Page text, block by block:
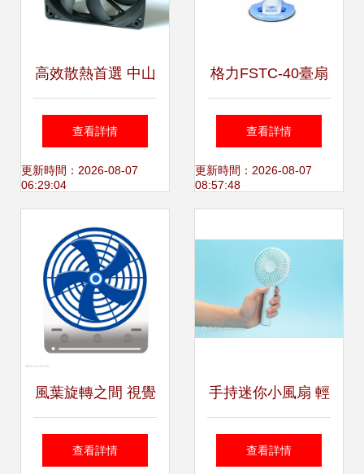
高效散熱首選 中山
平軍電子12025直
流風扇全面解析
查看詳情
更新時間：2026-08-07
06:29:04
格力FSTC-40臺扇
靜享清涼，風從這
里開始
查看詳情
更新時間：2026-08-07
08:57:48
風葉旋轉之間 視覺
中的動靜交響
查看詳情
手持迷你小風扇 輕
盈夏日，清涼隨行
查看詳情